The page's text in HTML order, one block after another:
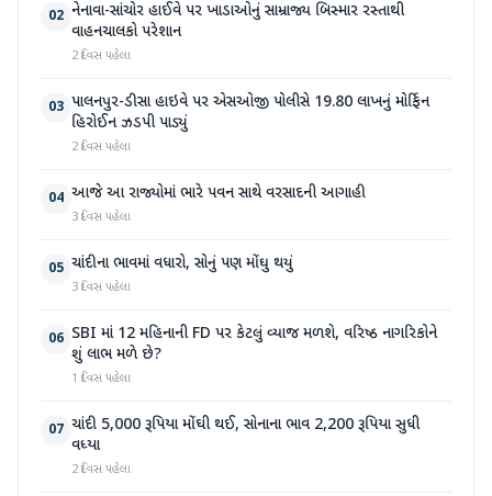
02 નેનાવા-સાંચોર હાઈવે પર ખાડાઓનું સામ્રાજ્ય બિસ્માર રસ્તાથી
વાહનચાલકો પરેશાન
2 દિવસ પહેલા
03 પાલનપુર-ડીસા હાઇવે પર એસઓજી પોલીસે 19.80 લાખનું મોર્ફિન
હિરોઈન ઝડપી પાડ્યું
2 દિવસ પહેલા
04 આજે આ રાજ્યોમાં ભારે પવન સાથે વરસાદની આગાહી
3 દિવસ પહેલા
05 ચાંદીના ભાવમાં વધારો, સોનું પણ મોંઘુ થયું
3 દિવસ પહેલા
06 SBI માં 12 મહિનાની FD પર કેટલું વ્યાજ મળશે, વરિષ્ઠ નાગરિકોને
શું લાભ મળે છે?
1 દિવસ પહેલા
07 ચાંદી 5,000 રૂપિયા મોંઘી થઈ, સોનાના ભાવ 2,200 રૂપિયા સુધી
વધ્યા
2 દિવસ પહેલા